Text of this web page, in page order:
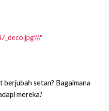
berjubah setan? Bagaimana
mereka?